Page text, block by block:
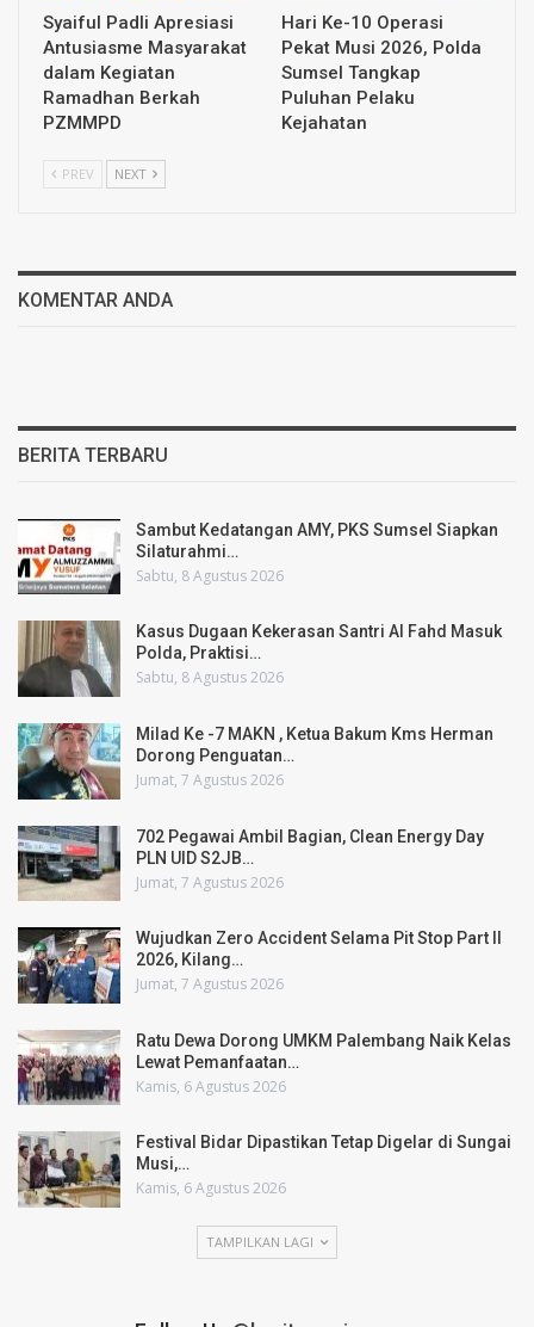
Syaiful Padli Apresiasi
Antusiasme Masyarakat
dalam Kegiatan
Ramadhan Berkah
PZMMPD
Hari Ke-10 Operasi
Pekat Musi 2026, Polda
Sumsel Tangkap
Puluhan Pelaku
Kejahatan
PREV NEXT
KOMENTAR ANDA
BERITA TERBARU
Sambut Kedatangan AMY, PKS Sumsel Siapkan
Silaturahmi…
Sabtu, 8 Agustus 2026
Kasus Dugaan Kekerasan Santri Al Fahd Masuk
Polda, Praktisi…
Sabtu, 8 Agustus 2026
Milad Ke -7 MAKN , Ketua Bakum Kms Herman
Dorong Penguatan…
Jumat, 7 Agustus 2026
702 Pegawai Ambil Bagian, Clean Energy Day
PLN UID S2JB…
Jumat, 7 Agustus 2026
Wujudkan Zero Accident Selama Pit Stop Part II
2026, Kilang…
Jumat, 7 Agustus 2026
Ratu Dewa Dorong UMKM Palembang Naik Kelas
Lewat Pemanfaatan…
Kamis, 6 Agustus 2026
Festival Bidar Dipastikan Tetap Digelar di Sungai
Musi,…
Kamis, 6 Agustus 2026
TAMPILKAN LAGI